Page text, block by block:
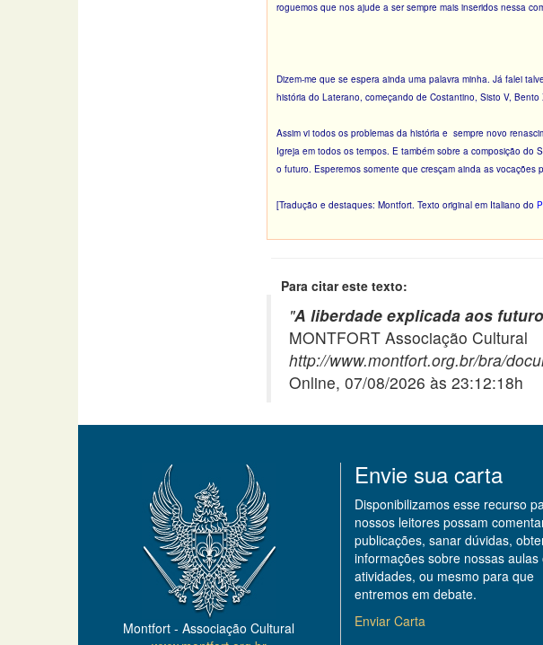
roguemos que nos ajude a ser sempre mais inseridos nessa
Dizem-me que se espera ainda uma palavra minha. Já falei
história do Laterano, começando de Costantino, Sisto V, Bento
Assim vi todos os problemas da história e sempre novo
Igreja em todos os tempos. E também sobre a composição do
o futuro. Esperemos somente que cresçam ainda as
[Tradução e destaques: Montfort. Texto original em Italiano do
Para citar este texto:
"A liberdade explicada aos
MONTFORT Associação Cultural
http://www.montfort.org.br/bra/
Online, 07/08/2026 às 23:12:18h
Montfort - Associação Cultural
Envie sua carta
Disponibilizamos esse recurso
nossos leitores possam
publicações, sanar dúvidas,
informações sobre nossas aulas
atividades, ou mesmo para que
entremos em debate.
Enviar Carta